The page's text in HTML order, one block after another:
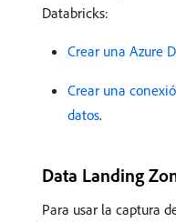
Databricks:
Crear una Azure
Crear una
datos.
Data Landing
Para usar la captura